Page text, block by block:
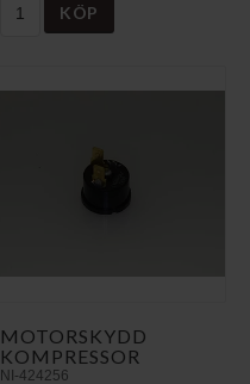
KÖP
MOTORSKYDD
KOMPRESSOR
NI-424256